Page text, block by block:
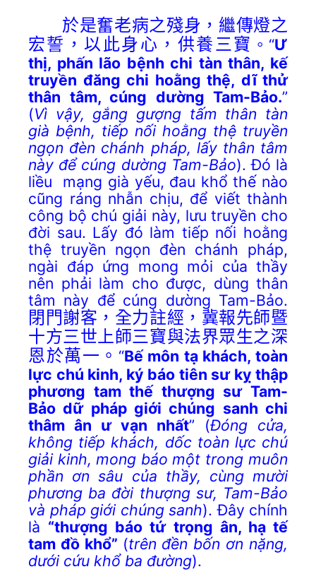
於是奮老病之殘身，繼傳燈之
宏誓，以此身心，供養三寶 。 “Ư
thị, phấn lão bệnh chi tàn thân, kế
truyền đăng chi hoằng thệ, dĩ thử
thân tâm, cúng dường Tam-Bảo.”
(Vì vậy, gắng gượng tấm thân tàn
già bệnh, tiếp nối hoằng thệ truyền
ngọn đèn chánh pháp, lấy thân tâm
này để cúng dường Tam-Bảo). Đó là
liều mạng già yếu, đau khổ thế nào
cũng ráng nhẫn chịu, để viết thành
công bộ chú giải này, lưu truyền cho
đời sau. Lấy đó làm tiếp nối hoằng
thệ truyền ngọn đèn chánh pháp,
ngài đáp ứng mong mỏi của thầy
nên phải làm cho được, dùng thân
tâm này để cúng dường Tam-Bảo.
閉門謝客，全力註經，冀報先師暨
十方三世上師三寶與法界眾生之深
恩於萬一。 “Bế môn tạ khách, toàn
lực chú kinh, ký báo tiên sư kỵ thập
phương tam thế thượng sư Tam-
Bảo dữ pháp giới chúng sanh chi
thâm ân ư vạn nhất” (Đóng cửa,
không tiếp khách, dốc toàn lực chú
giải kinh, mong báo một trong muôn
phần ơn sâu của thầy, cùng mười
phương ba đời thượng sư, Tam-Bảo
và pháp giới chúng sanh). Đây chính
là “thượng báo tứ trọng ân, hạ tế
tam đồ khổ” (trên đền bốn ơn nặng,
dưới cứu khổ ba đường).